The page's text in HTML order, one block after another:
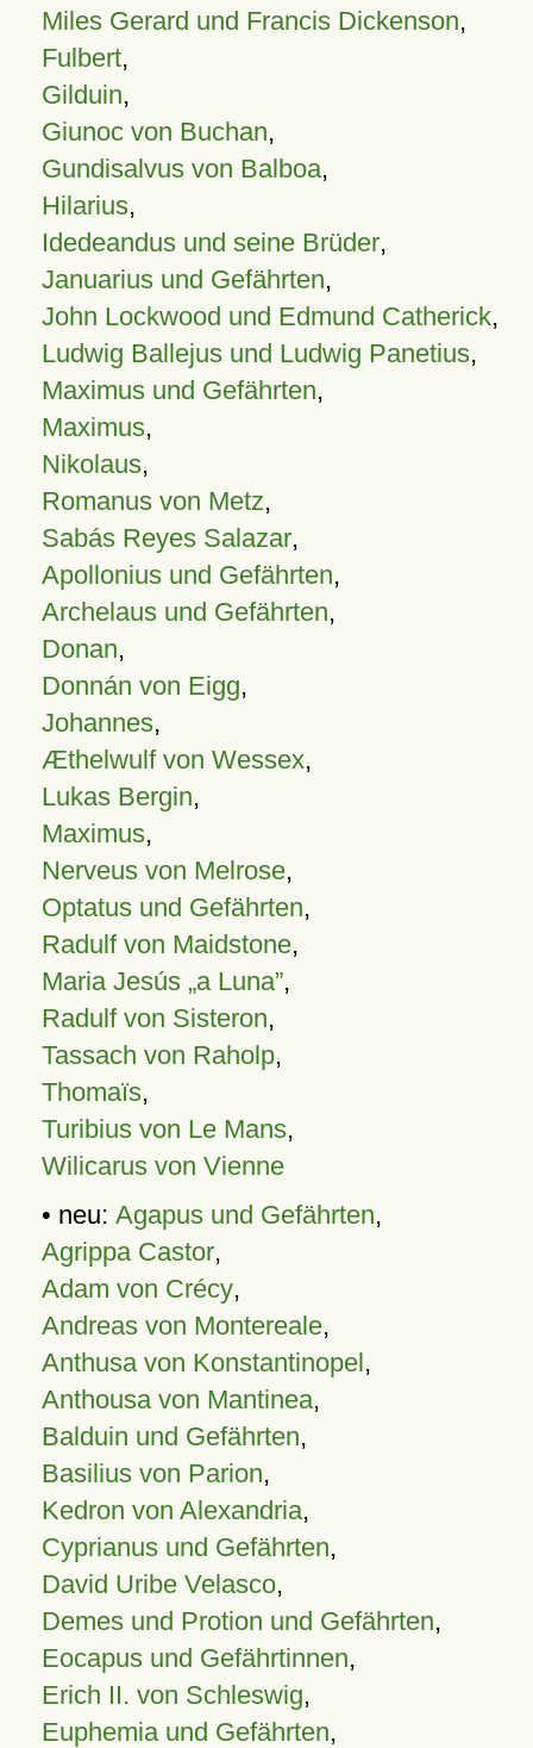
Miles Gerard und Francis Dickenson,
Fulbert,
Gilduin,
Giunoc von Buchan,
Gundisalvus von Balboa,
Hilarius,
Idedeandus und seine Brüder,
Januarius und Gefährten,
John Lockwood und Edmund Catherick,
Ludwig Ballejus und Ludwig Panetius,
Maximus und Gefährten,
Maximus,
Nikolaus,
Romanus von Metz,
Sabás Reyes Salazar,
Apollonius und Gefährten,
Archelaus und Gefährten,
Donan,
Donnán von Eigg,
Johannes,
Æthelwulf von Wessex,
Lukas Bergin,
Maximus,
Nerveus von Melrose,
Optatus und Gefährten,
Radulf von Maidstone,
Maria Jesús „a Luna”,
Radulf von Sisteron,
Tassach von Raholp,
Thomaïs,
Turibius von Le Mans,
Wilicarus von Vienne
• neu: Agapus und Gefährten,
Agrippa Castor,
Adam von Crécy,
Andreas von Montereale,
Anthusa von Konstantinopel,
Anthousa von Mantinea,
Balduin und Gefährten,
Basilius von Parion,
Kedron von Alexandria,
Cyprianus und Gefährten,
David Uribe Velasco,
Demes und Protion und Gefährten,
Eocapus und Gefährtinnen,
Erich II. von Schleswig,
Euphemia und Gefährten,